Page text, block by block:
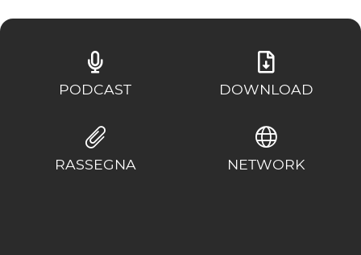
PODCAST DOWNLOAD
RASSEGNA NETWORK